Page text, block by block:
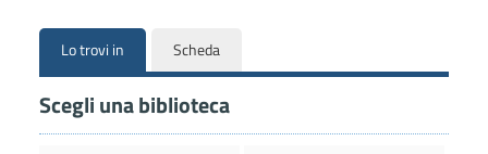
Lo trovi in Scheda
Scegli una biblioteca